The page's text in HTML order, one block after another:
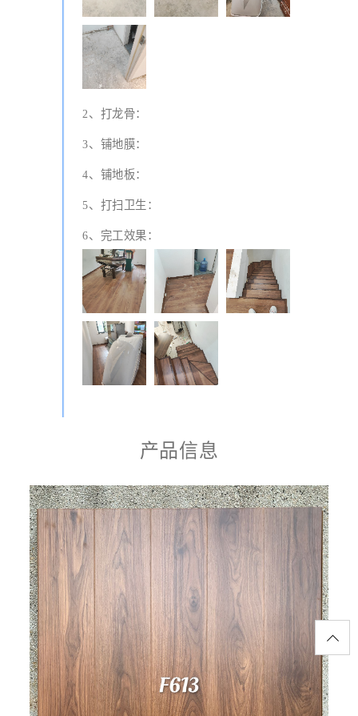
2、打龙骨：
3、铺地膜：
4、铺地板：
5、打扫卫生：
6、完工效果：
产品信息